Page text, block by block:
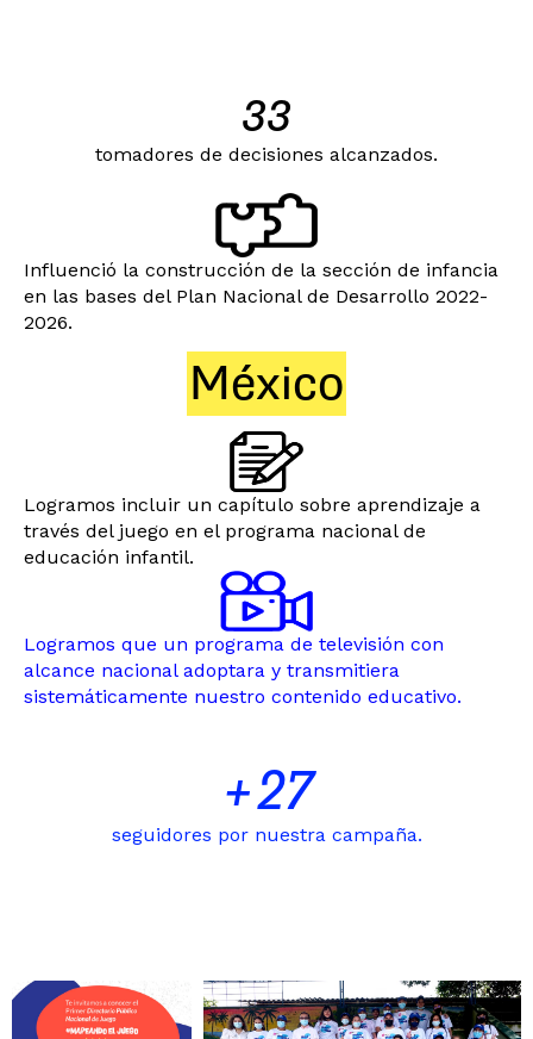
tomadores de decisiones alcanzados.
33
Influenció la construcción de la sección de infancia
en las bases del Plan Nacional de Desarrollo 2022-
2026.
México
Logramos incluir un capítulo sobre aprendizaje a
través del juego en el programa nacional de
educación infantil.
Logramos que un programa de televisión con
alcance nacional adoptara y transmitiera
sistemáticamente nuestro contenido educativo.
seguidores por nuestra campaña.
+27